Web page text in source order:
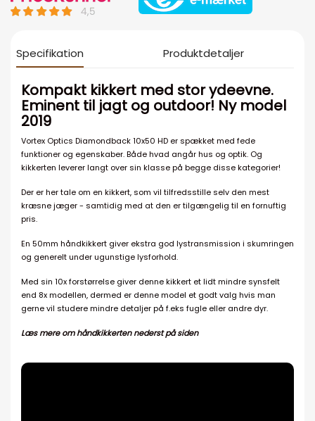
Specifikation Produktdetaljer
Kompakt kikkert med stor ydeevne.
Eminent til jagt og outdoor! Ny model
2019
Vortex Optics Diamondback 10x50 HD er spækket med fede
funktioner og egenskaber. Både hvad angår hus og optik. Og
kikkerten leverer langt over sin klasse på begge disse kategorier!
Der er her tale om en kikkert, som vil tilfredsstille selv den mest
kræsne jæger - samtidig med at den er tilgængelig til en fornuftig
pris.
En 50mm håndkikkert giver ekstra god lystransmission i skumringen
og generelt under ugunstige lysforhold.
Med sin 10x forstørrelse giver denne kikkert et lidt mindre synsfelt
end 8x modellen, dermed er denne model et godt valg hvis man
gerne vil studere mindre detaljer på f.eks fugle eller andre dyr.
Læs mere om håndkikkerten nederst på siden